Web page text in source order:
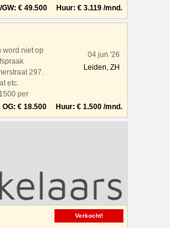
GW: € 49.500 Huur: € 3.119 /mnd.
word niet op
297.
etc.
per
04 jun '26
Leiden, ZH
OG: € 18.500 Huur: € 1.500 /mnd.
Verkocht!